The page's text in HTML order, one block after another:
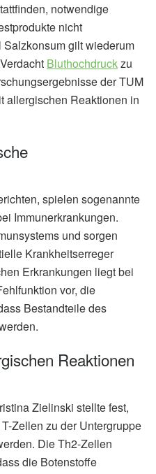
notwendige
nicht
gilt wiederum
Bluthochdruckzu
der TUM
allergischen Reaktionen in
spielen sogenannte
Immunerkrankungen.
und sorgen
Krankheitserreger
Erkrankungen liegt bei
vor, die
Bestandteile des
Reaktionen
Zielinski stellte fest,
Zellen zu der Untergruppe
Die Th2-Zellen
die Botenstoffe